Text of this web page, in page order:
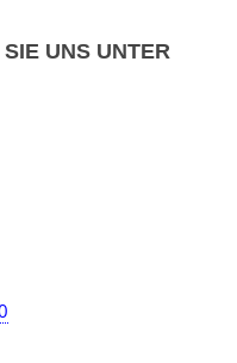
UNS UNTER